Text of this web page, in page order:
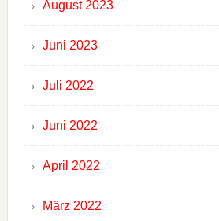
August 2023
Juni 2023
Juli 2022
Juni 2022
April 2022
März 2022